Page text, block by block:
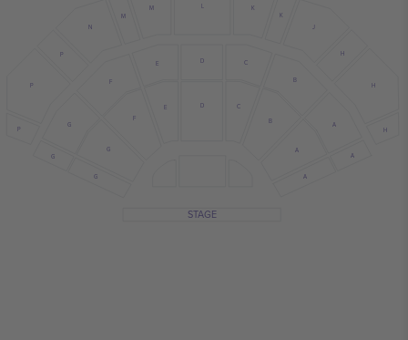
G
G
F
E D C
B
A
A
A
A
B
C
D
E
F
G
G
P
P
P
N
M
M L
K
K
J
H
H
H
STAGE